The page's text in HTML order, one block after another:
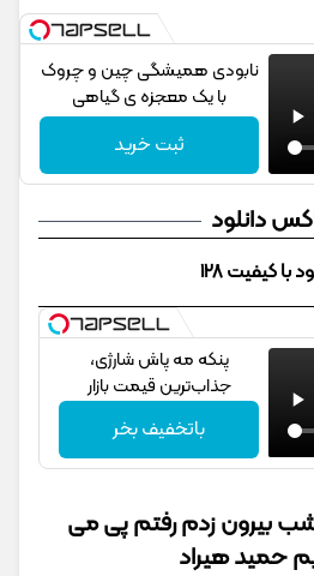
نابودی همیشگی چین و چروک
با یک معجزه ی گیاهی
ثبت خرید
دانلود
با کیفیت 128
پنکه مه پاش شارژی،
جذاب‌ترین قیمت بازار
باتخفیف بخر
بیرون زدم رفتم پی می
حمید هیراد